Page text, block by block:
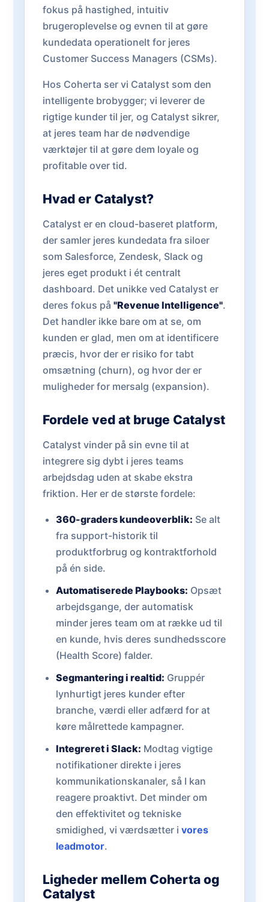
fokus på hastighed, intuitiv
brugeroplevelse og evnen til at gøre
kundedata operationelt for jeres
Customer Success Managers (CSMs).
Hos Coherta ser vi Catalyst som den
intelligente brobygger; vi leverer de
rigtige kunder til jer, og Catalyst sikrer,
at jeres team har de nødvendige
værktøjer til at gøre dem loyale og
profitable over tid.
Hvad er Catalyst?
Catalyst er en cloud-baseret platform,
der samler jeres kundedata fra siloer
som Salesforce, Zendesk, Slack og
jeres eget produkt i ét centralt
dashboard. Det unikke ved Catalyst er
deres fokus på "Revenue Intelligence".
Det handler ikke bare om at se, om
kunden er glad, men om at identificere
præcis, hvor der er risiko for tabt
omsætning (churn), og hvor der er
muligheder for mersalg (expansion).
Fordele ved at bruge Catalyst
Catalyst vinder på sin evne til at
integrere sig dybt i jeres teams
arbejdsdag uden at skabe ekstra
friktion. Her er de største fordele:
360-graders kundeoverblik: Se alt
fra support-historik til
produktforbrug og kontraktforhold
på én side.
Automatiserede Playbooks: Opsæt
arbejdsgange, der automatisk
minder jeres team om at række ud til
en kunde, hvis deres sundhedsscore
(Health Score) falder.
Segmantering i realtid: Gruppér
lynhurtigt jeres kunder efter
branche, værdi eller adfærd for at
køre målrettede kampagner.
Integreret i Slack: Modtag vigtige
notifikationer direkte i jeres
kommunikationskanaler, så I kan
reagere proaktivt. Det minder om
den effektivitet og tekniske
smidighed, vi værdsætter i vores
leadmotor.
Ligheder mellem Coherta og
Catalyst